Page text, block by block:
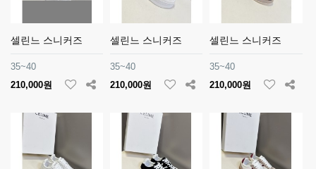
셀린느 스니커즈
35~40
210,000원
셀린느 스니커즈
35~40
210,000원
셀린느 스니커즈
35~40
210,000원